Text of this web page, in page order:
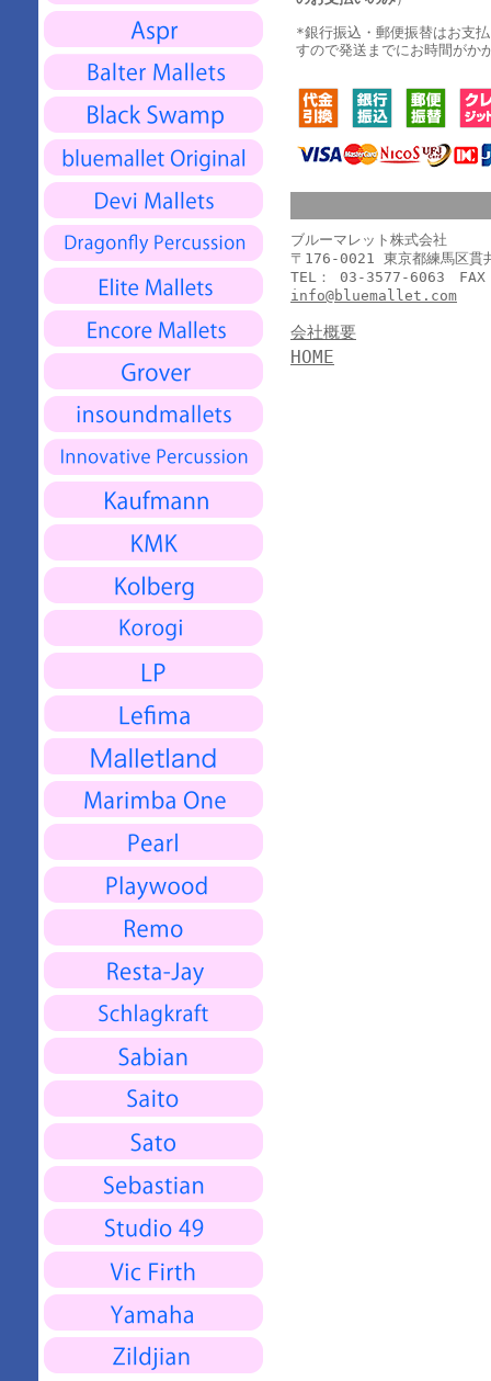
*銀行振込・郵便振替はお支
すので発送までにお時間がか
ブルーマレット株式会社
〒176-0021 東京都練馬区貫
TEL： 03-3577-6063
info@bluemallet.com
会社概要
HOME